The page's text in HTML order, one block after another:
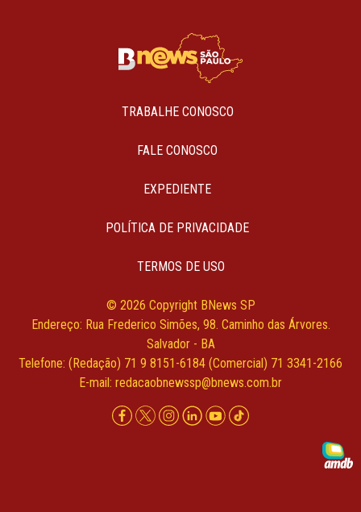
TRABALHE CONOSCO
FALE CONOSCO
EXPEDIENTE
POLÍTICA DE PRIVACIDADE
TERMOS DE USO
© 2026 Copyright BNews SP
Endereço: Rua Frederico Simões, 98. Caminho das Árvores.
Salvador - BA
Telefone: (Redação) 71 9 8151-6184 (Comercial) 71 3341-2166
E-mail: redacaobnewssp@bnews.com.br